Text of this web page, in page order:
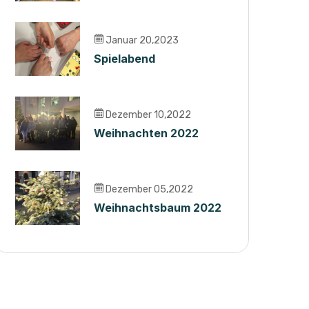
Januar 20,2023
Spielabend
Dezember 10,2022
Weihnachten 2022
Dezember 05,2022
Weihnachtsbaum 2022